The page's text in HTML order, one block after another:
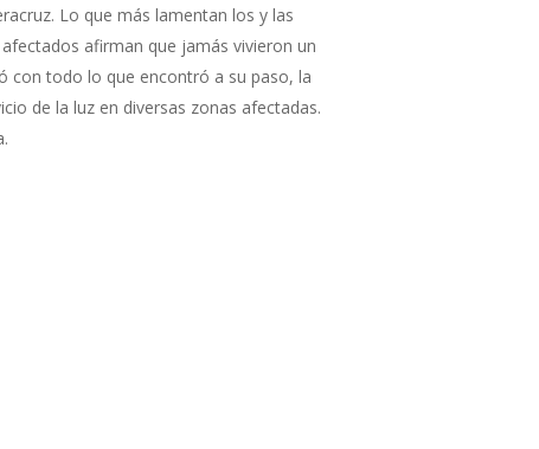
Lo que más lamentan los y las
afirman que jamás vivieron un
con todo lo que encontró a su paso, la
de la luz en diversas zonas afectadas.